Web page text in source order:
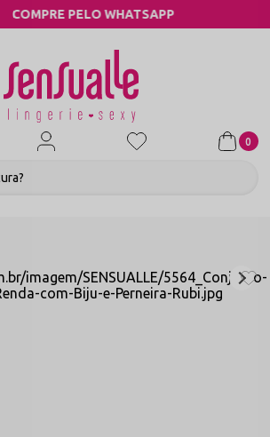
COMPRE PELO WHATSAPP
0